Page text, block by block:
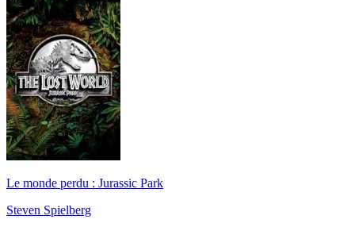
Le monde perdu : Jurassic Park
Steven Spielberg